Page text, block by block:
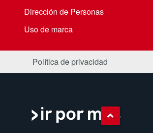
Dirección de Personas
Uso de marca
Política de privacidad